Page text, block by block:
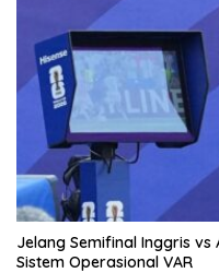
Jelang Semifinal Inggris vs
Sistem Operasional VAR